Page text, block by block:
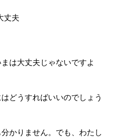
丈夫
は大丈夫じゃないですよ
どうすればいいのでしょう
かりません。でも、わたし